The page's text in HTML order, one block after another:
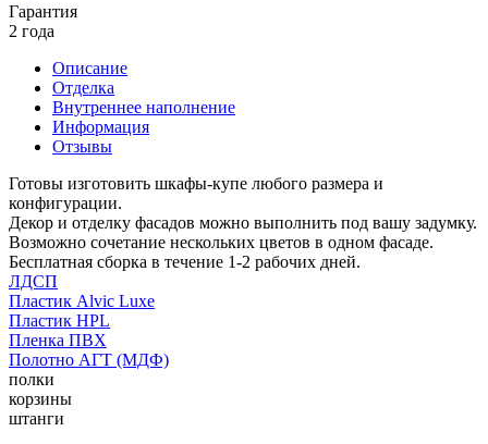
Гарантия
2 года
Описание
Отделка
Внутреннее наполнение
Информация
Отзывы
Готовы изготовить шкафы-купе любого размера и
конфигурации.
Декор и отделку фасадов можно выполнить под вашу задумку.
Возможно сочетание нескольких цветов в одном фасаде.
Бесплатная сборка в течение 1-2 рабочих дней.
ЛДСП
Пластик Alvic Luxe
Пластик HPL
Пленка ПВХ
Полотно АГТ (МДФ)
полки
корзины
штанги